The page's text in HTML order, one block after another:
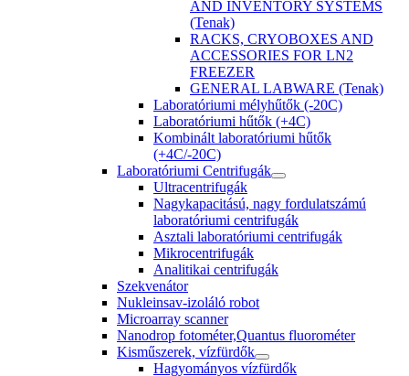
AND INVENTORY SYSTEMS
(Tenak)
RACKS, CRYOBOXES AND
ACCESSORIES FOR LN2
FREEZER
GENERAL LABWARE (Tenak)
Laboratóriumi mélyhűtők (-20C)
Laboratóriumi hűtők (+4C)
Kombinált laboratóriumi hűtők
(+4C/-20C)
Laboratóriumi Centrifugák
Ultracentrifugák
Nagykapacitású, nagy fordulatszámú
laboratóriumi centrifugák
Asztali laboratóriumi centrifugák
Mikrocentrifugák
Analitikai centrifugák
Szekvenátor
Nukleinsav-izoláló robot
Microarray scanner
Nanodrop fotométer,Quantus fluorométer
Kisműszerek, vízfürdők
Hagyományos vízfürdők